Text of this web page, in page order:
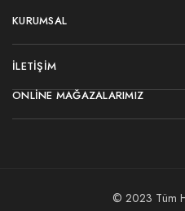
KURUMSAL
İLETIŞIM
ONLINE MAĞAZALARIMIZ
© 2023 Tüm